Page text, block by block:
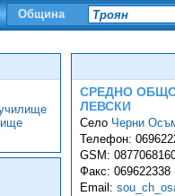
Община
СРЕДНО
ЛЕВСКИ
Село Черни
Телефон:
GSM:
Факс: 069622338
Email: